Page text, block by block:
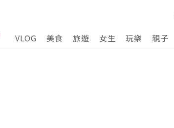
VLOG 美食 旅遊 女生 玩樂 親子